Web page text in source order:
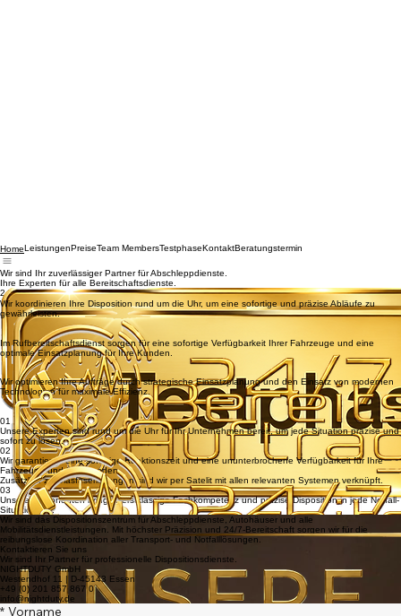
HomeLeistungenPreiseTeam Members
Wir sind Ihr zuverlässiger Partner für Abschleppdienste.
Ihre Experten für alle Bereitschaftsdienste.
24/7 Disposition • Rufbereitschaftskoordination • NIGHT DUTY • LKW-Spezialisten •
Wir koordinieren Ihre Disposition rund um die Uhr, um eine sofortige und präzise Abläufe zu
gewährleisten.
Im Rufbereitschaftsdienst sorgen für eine sofortige Verfügbarkeit Ihrer Fahrzeuge und eine
optimale Einsatzplanung für Ihre Kunden.
Wir optimieren Ihre Aufträge durch strategische Einsatzplanung und den Einsatz von modernen
Technologien für maximale Effizienz.
01
Unsere Experten sind rund um die Uhr für Ihr Unternehmen bereit, um jede Situation präzise und
sofort zu lösen.
02
Wir garantieren eine sofortige Reaktionszeit und eine ununterbrochene Verfügbarkeit für Ihre
Fahrzeuge und Ihre Kunden.
Zusätzlich zu Glasfaserleitungen sind wir per Satelit mit allen relevanten Systemen verknüpft.
03
Unsere Disponenten bringen erstklassige Fachkompetenz und präzise Disposition in jede Notfall-
Situation ein.
Wir sind das Dispositionszentrum für Abschleppdienste, Autohäuser und alle
Mobilitätsdienstleistungen. Mit höchster Präzision und 24/7-Bereitschaft sorgen wir für die